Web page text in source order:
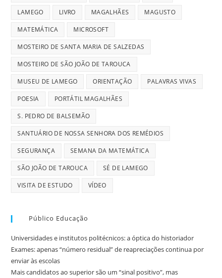
LAMEGO LIVRO MAGALHÃES MAGUSTO
MATEMÁTICA MICROSOFT
MOSTEIRO DE SANTA MARIA DE SALZEDAS
MOSTEIRO DE SÃO JOÃO DE TAROUCA
MUSEU DE LAMEGO ORIENTAÇÃO PALAVRAS VIVAS
POESIA PORTÁTIL MAGALHÃES
S. PEDRO DE BALSEMÃO
SANTUÁRIO DE NOSSA SENHORA DOS REMÉDIOS
SEGURANÇA SEMANA DA MATEMÁTICA
SÃO JOÃO DE TAROUCA SÉ DE LAMEGO
VISITA DE ESTUDO VÍDEO
Público Educação
Universidades e institutos politécnicos: a óptica do historiador
Exames: apenas “número residual” de reapreciações continua por
enviar às escolas
Mais candidatos ao superior são um “sinal positivo”, mas